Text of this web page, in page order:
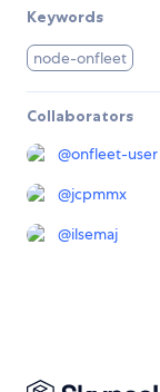
Keywords
node-onfleet
Collaborators
@onfleet-user
@jcpmmx
@ilsemaj